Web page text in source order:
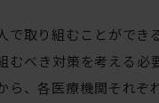
で取り組むことができ
むべき対策を考える必
ら、各医療機関それぞ